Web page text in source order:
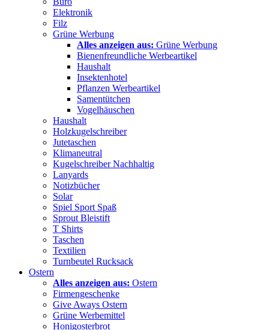
Elektronik
Filz
Grüne Werbung
Alles anzeigen aus: Grüne Werbung
Bienenfreundliche Werbeartikel
Haushalt
Insektenhotel
Pflanzen Werbeartikel
Samentütchen
Vogelhäuschen
Haushalt
Holzkugelschreiber
Jutetaschen
Klimaneutral
Kugelschreiber Nachhaltig
Lanyards
Notizbücher
Solar
Spiel Sport Spaß
Sprout Bleistift
T Shirts
Taschen
Textilien
Turnbeutel Rucksack
Ostern
Alles anzeigen aus: Ostern
Firmengeschenke
Give Aways Ostern
Grüne Werbemittel
Honigosterbrot